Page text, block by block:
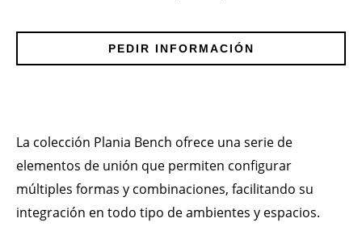
PEDIR INFORMACIÓN
La colección Plania Bench ofrece una serie de
elementos de unión que permiten configurar
múltiples formas y combinaciones, facilitando su
integración en todo tipo de ambientes y espacios.